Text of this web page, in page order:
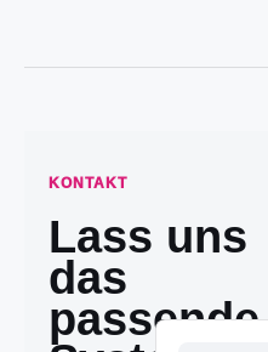
KONTAKT
Lass uns
das
passende